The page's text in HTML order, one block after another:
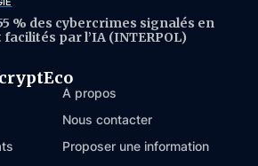
% des cybercrimes signalés en
facilités par l’IA (INTERPOL)
À propos
Nous contacter
Proposer une information